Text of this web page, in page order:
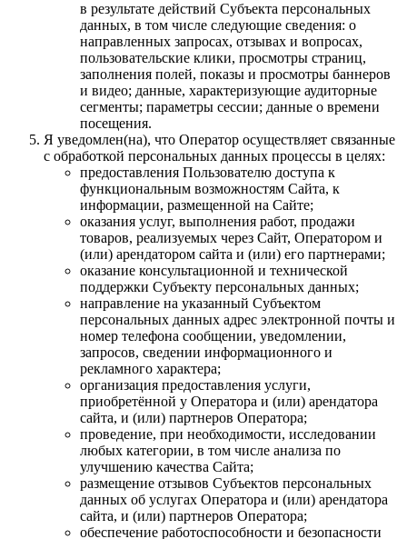
в результате действий Субъекта персональных
данных, в том числе следующие сведения: о
направленных запросах, отзывах и вопросах,
пользовательские клики, просмотры страниц,
заполнения полей, показы и просмотры баннеров
и видео; данные, характеризующие аудиторные
сегменты; параметры сессии; данные о времени
посещения.
Я уведомлен(на), что Оператор осуществляет связанные
с обработкой персональных данных процессы в целях:
предоставления Пользователю доступа к
функциональным возможностям Сайта, к
информации, размещенной на Сайте;
оказания услуг, выполнения работ, продажи
товаров, реализуемых через Сайт, Оператором и
(или) арендатором сайта и (или) его партнерами;
оказание консультационной и технической
поддержки Субъекту персональных данных;
направление на указанный Субъектом
персональных данных адрес электронной почты и
номер телефона сообщении, уведомлении,
запросов, сведении информационного и
рекламного характера;
организация предоставления услуги,
приобретённой у Оператора и (или) арендатора
сайта, и (или) партнеров Оператора;
проведение, при необходимости, исследовании
любых категории, в том числе анализа по
улучшению качества Сайта;
размещение отзывов Субъектов персональных
данных об услугах Оператора и (или) арендатора
сайта, и (или) партнеров Оператора;
обеспечение работоспособности и безопасности